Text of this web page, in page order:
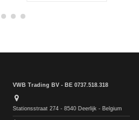
VWB Trading BV - BE 0737.518.318
Stationsstraat 274 - 8540 Deerlijk - Belgium